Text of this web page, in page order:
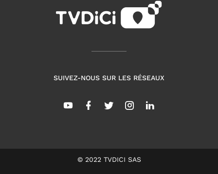
SUIVEZ-NOUS SUR LES RÉSEAUX
© 2022 TVDICI SAS